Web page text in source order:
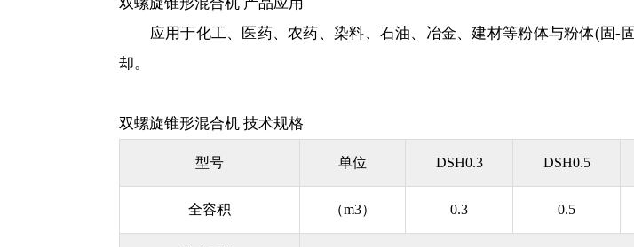
应用于化工、医药、农药、染料、石油、冶金、建材等粉体与粉体(固-
却。
双螺旋锥形混合机 技术规格
型号 单位 DSH0.3 DSH0.5
全容积 （m3） 0.3 0.5